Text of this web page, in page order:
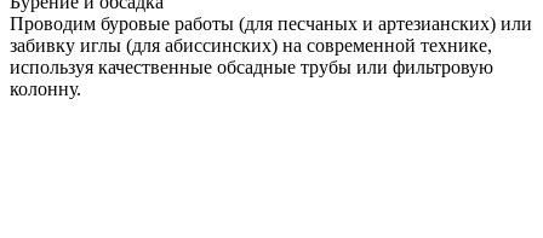
Проводим буровые работы (для песчаных и артезианских) или
забивку иглы (для абиссинских) на современной технике,
используя качественные обсадные трубы или фильтровую
колонну.